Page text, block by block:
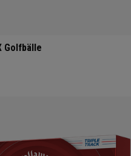
Golfbälle